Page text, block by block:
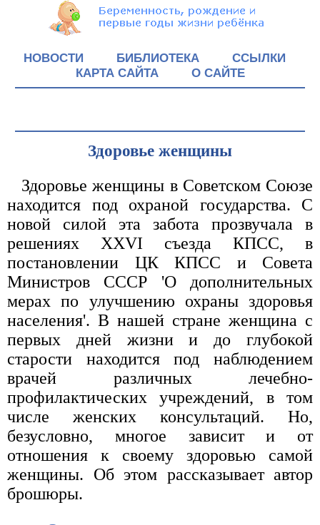
НОВОСТИ БИБЛИОТЕКА
ССЫЛКИ
КАРТА САЙТА
О САЙТЕ
Здоровье женщины
Здоровье женщины в Советском Союзе
находится под охраной государства. С
новой силой эта забота прозвучала в
решениях XXVI съезда КПСС, в
постановлении ЦК КПСС и Совета
Министров СССР 'О дополнительных
мерах по улучшению охраны здоровья
населения'. В нашей стране женщина с
первых дней жизни и до глубокой
старости находится под наблюдением
врачей различных лечебно-
профилактических учреждений, в том
числе женских консультаций. Но,
безусловно, многое зависит и от
отношения к своему здоровью самой
женщины. Об этом рассказывает автор
брошюры.